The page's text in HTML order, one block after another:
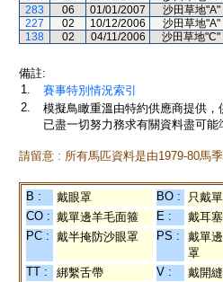
283
06 01/01/2007 沙田草地"A"
227
02 10/12/2006 沙田草地"A"
138
02 04/11/2006 沙田草地"C"
備註:
1.
賽事特別情況索引
2.
模擬鳥瞰重溫由特約供應商提供
已盡一切努力務求有關資料盡可
請留意 : 所有馬匹資料是由1979-80馬
B : 戴眼罩 BO : 只戴
CO : 戴單邊羊毛面箍 E : 戴耳塞
PC : 戴半掩防沙眼罩 PS :
戴單
罩
TT : 綁繫舌帶 V : 戴開